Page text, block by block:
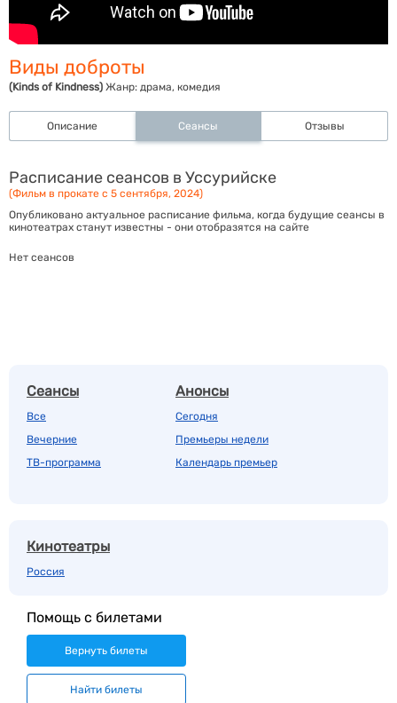
Виды доброты
(Kinds of Kindness) Жанр: драма, комедия
Описание Сеансы Отзывы
Расписание сеансов в Уссурийске
(Фильм в прокате с 5 сентября, 2024)
Опубликовано актуальное расписание фильма, когда будущие сеансы в
кинотеатрах станут известны - они отобразятся на сайте
Нет сеансов
Сеансы
Все
Вечерние
ТВ-программа
Анонсы
Сегодня
Премьеры недели
Календарь премьер
Кинотеатры
Россия
Помощь с билетами
Вернуть билеты
Найти билеты